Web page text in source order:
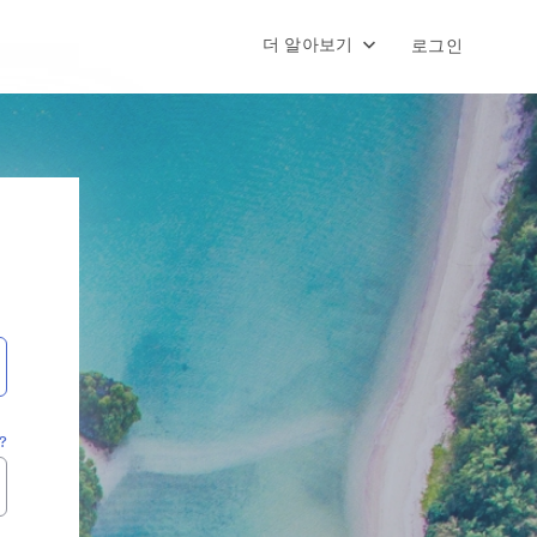
더 알아보기 로그인